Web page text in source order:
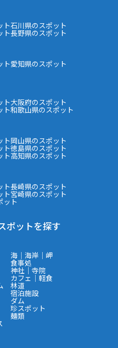
ト石川県のスポット
ト長野県のスポット
ト愛知県のスポット
ト大阪府のスポット
ト和歌山県のスポット
ト岡山県のスポット
ト徳島県のスポット
ト高知県のスポット
ト長崎県のスポット
ト宮崎県のスポット
ット
ポットを探す
海｜海岸｜岬
食事処
神社｜寺院
カフェ｜軽食
林道
宿泊施設
ダム
珍スポット
麺類